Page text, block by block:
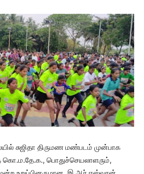
சுஜிதா திருமண மண்படம் முன்பாக
பொதுச்செயலாளரும்,